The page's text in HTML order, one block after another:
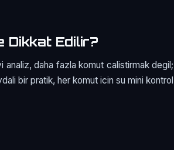
Dikkat Edilir?
daha fazla komut calistirmak degil;
bir pratik, her komut icin su mini kontrol